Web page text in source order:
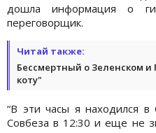
дошла информация о
переговорщик.
Читай также:
Бессмертный о Зеленском
коту"
“В эти часы я находился
Совбеза в 12:30 и еще не